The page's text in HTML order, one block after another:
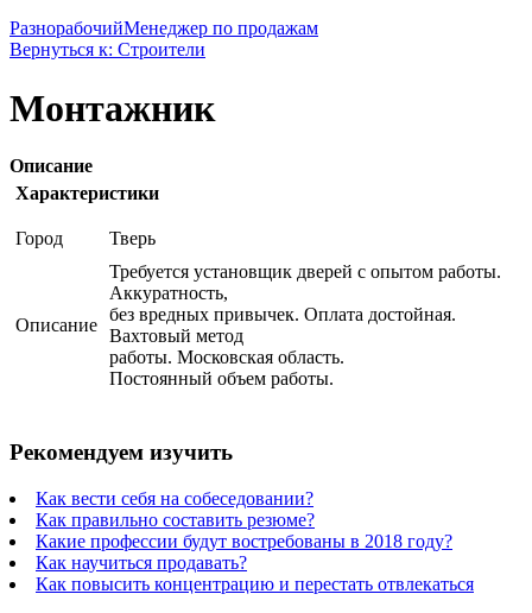
РазнорабочийМенеджер по продажам
Вернуться к: Строители
Монтажник
Описание
Характеристики
Город Тверь
Описание
Требуется установщик дверей с опытом работы.
Аккуратность,
без вредных привычек. Оплата достойная.
Вахтовый метод
работы. Московская область.
Постоянный объем работы.
Рекомендуем изучить
Как вести себя на собеседовании?
Как правильно составить резюме?
Какие профессии будут востребованы в 2018 году?
Как научиться продавать?
Как повысить концентрацию и перестать отвлекаться